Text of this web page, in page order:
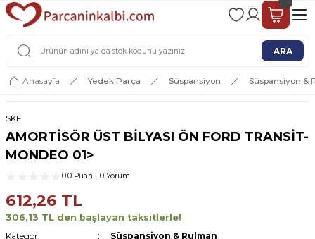
2 - 4 İŞ GÜNÜ İÇERİSİNDE KARGO
ARA
Anasayfa Yedek Parça Süspansiyon Süspansiyon &
SKF
AMORTİSÖR ÜST BİLYASI ÖN FORD TRANSİT-
MONDEO 01>
0.0 Puan - 0 Yorum
612,26 TL
306,13 TL den başlayan taksitlerle!
Kategori
Süspansiyon & Rulman